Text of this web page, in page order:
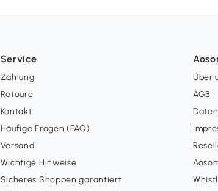
Service
Zahlung
Retoure
Kontakt
Häufige Fragen (FAQ)
Versand
Wichtige Hinweise
Sicheres Shoppen garantiert
Über
AGB